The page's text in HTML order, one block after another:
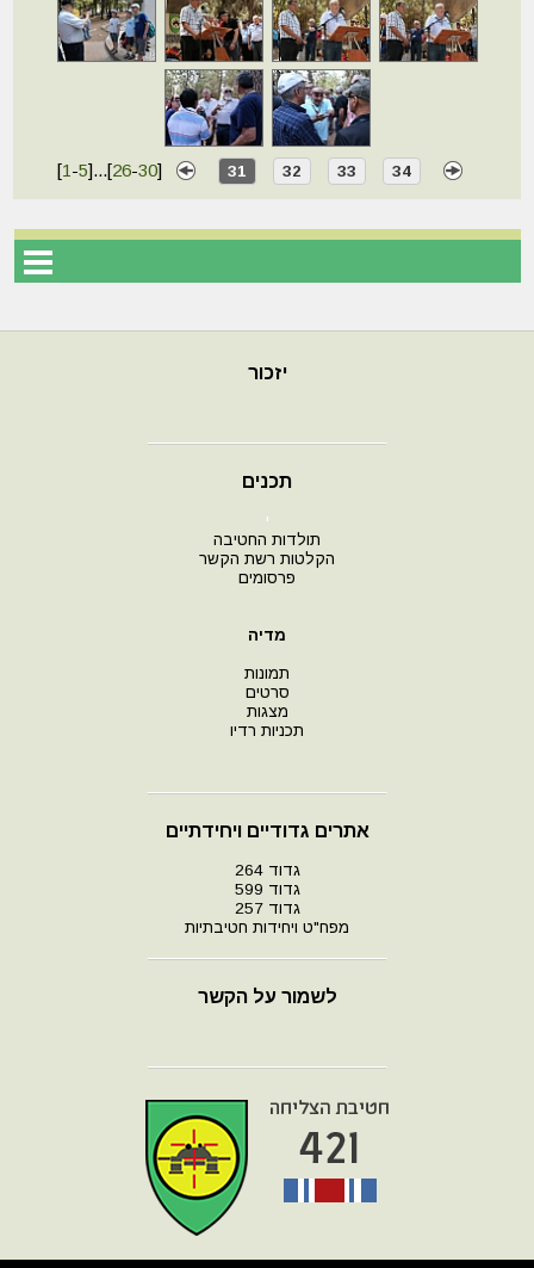
[1 -5]...[26-30] 31 32 33 34
יזכור
תכנים
י
תולדות החטיבה
הקלטות רשת הקשר
פרסומים
מדיה
תמונות
סרטים
מצגות
תכניות רדיו
אתרים גדודיים ויחידתיים
גדוד 264
גדוד 599
גדוד 257
מפח"ט ויחידות חטיבתיות
לשמור על הקשר